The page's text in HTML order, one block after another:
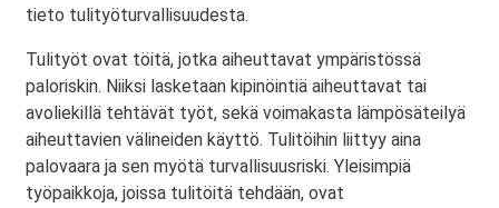
tieto tulityöturvallisuudesta.
Tulityöt ovat töitä, jotka aiheuttavat ympäristössä
paloriskin. Niiksi lasketaan kipinöintiä aiheuttavat tai
avoliekillä tehtävät työt, sekä voimakasta lämpösäteilyä
aiheuttavien välineiden käyttö. Tulitöihin liittyy aina
palovaara ja sen myötä turvallisuusriski. Yleisimpiä
työpaikkoja, joissa tulitöitä tehdään, ovat